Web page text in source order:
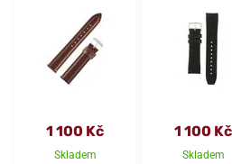
1 100 Kč
Skladem
1 100 Kč
Skladem